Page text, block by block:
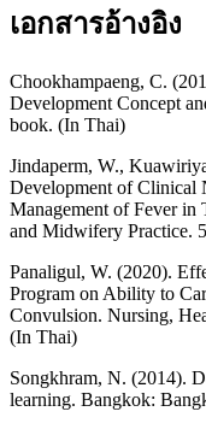
เอกสารอ้างอิง
Chookhampaeng, C.
Development Concept
book. (In Thai)
Jindaperm, W.,
Development of Clinical
Management of Fever in
and Midwifery Practice.
Panaligul, W. (2020).
Program on Ability to
Convulsion. Nursing,
(In Thai)
Songkhram, N. (2014).
learning. Bangkok: